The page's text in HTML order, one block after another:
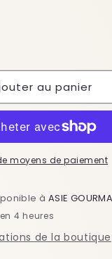
au panier
moyens de paiement
à ASIE
4 heures
de la boutique